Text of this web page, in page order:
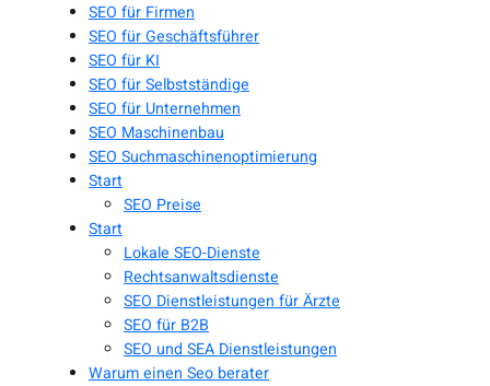
SEO für Firmen
SEO für Geschäftsführer
SEO für KI
SEO für Selbstständige
SEO für Unternehmen
SEO Maschinenbau
SEO Suchmaschinenoptimierung
Start
SEO Preise
Start
Lokale SEO-Dienste
Rechtsanwaltsdienste
SEO Dienstleistungen für Ärzte
SEO für B2B
SEO und SEA Dienstleistungen
Warum einen Seo berater